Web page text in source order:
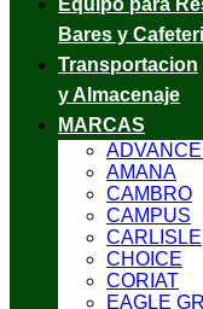
Equipo para
Bares y
Transportacion
y Almacenaje
MARCAS
AMANA
CAMBRO
CAMPUS
CARLISLE
CHOICE
CORIAT
EAGLE